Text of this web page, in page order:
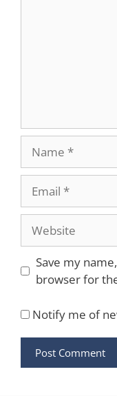
Website
Save my
browser for
Notify me of